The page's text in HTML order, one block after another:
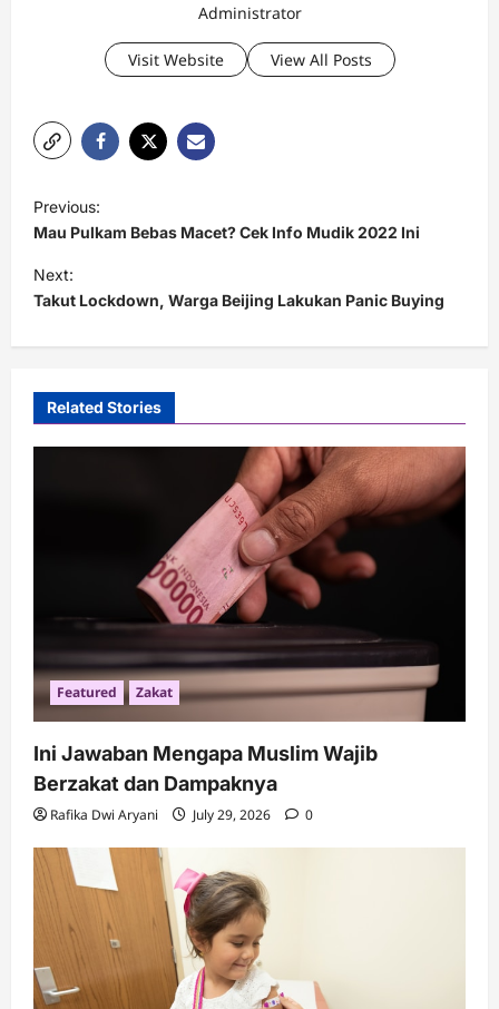
Administrator
Visit Website View All Posts
o
s
t
v
Previous:
Mau Pulkam Bebas Macet? Cek Info Mudik 2022 Ini
Next:
Takut Lockdown, Warga Beijing Lakukan Panic Buying
Related Stories
Featured Zakat
Ini Jawaban Mengapa Muslim Wajib
Berzakat dan Dampaknya
Rafika Dwi Aryani July 29, 2026 0